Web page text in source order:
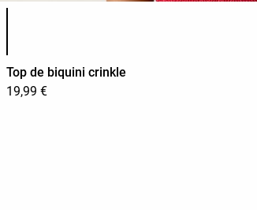
Llista de colors del producte
Top de biquini crinkle
19,99 €